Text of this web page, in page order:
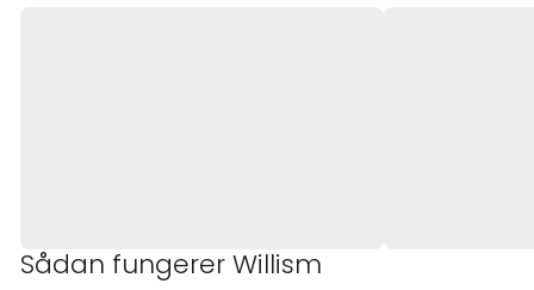
Sådan fungerer Willism